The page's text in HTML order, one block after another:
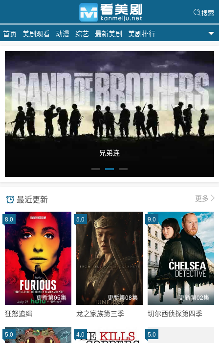
看美剧
首页 美剧观看 动漫 综艺 最新美剧 美剧排行
搜索
兄弟连
最近更新 更多
8.0
更新第05集
狂怒追缉
5.0
更新第08集
龙之家族第三季
9.0
更新第02集
切尔西侦探第四季
5.0 4.0 5.0